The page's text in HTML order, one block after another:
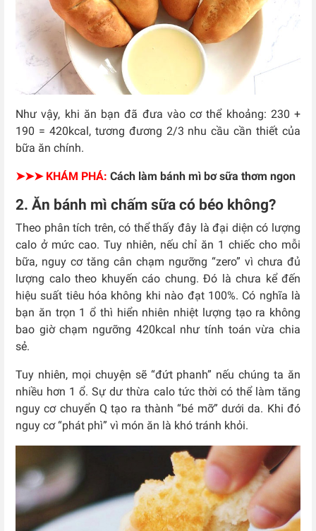
Như vậy, khi ăn bạn đã đưa vào cơ thể khoảng: 230 +
190 = 420kcal, tương đương 2/3 nhu cầu cần thiết của
bữa ăn chính.
➤➤➤ KHÁM PHÁ: Cách làm bánh mì bơ sữa thơm ngon
2. Ăn bánh mì chấm sữa có béo không?
Theo phân tích trên, có thể thấy đây là đại diện có lượng
calo ở mức cao. Tuy nhiên, nếu chỉ ăn 1 chiếc cho mỗi
bữa, nguy cơ tăng cân chạm ngưỡng “zero” vì chưa đủ
lượng calo theo khuyến cáo chung. Đó là chưa kể đến
hiệu suất tiêu hóa không khi nào đạt 100%. Có nghĩa là
bạn ăn trọn 1 ổ thì hiển nhiên nhiệt lượng tạo ra không
bao giờ chạm ngưỡng 420kcal như tính toán vừa chia
sẻ.
Tuy nhiên, mọi chuyện sẽ “đứt phanh” nếu chúng ta ăn
nhiều hơn 1 ổ. Sự dư thừa calo tức thời có thể làm tăng
nguy cơ chuyển Q tạo ra thành “bé mỡ” dưới da. Khi đó
nguy cơ “phát phì” vì món ăn là khó tránh khỏi.